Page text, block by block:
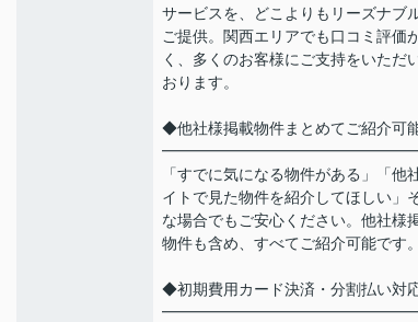
サービスを、どこよりもリーズナブ
ご提供。関西エリアでも口コミ評価
く、多くのお客様にご支持をいただ
おります。
◆他社様掲載物件まとめてご紹介可
「すでに気になる物件がある」「他
イトで見た物件を紹介してほしい」
な場合でもご安心ください。他社様
物件も含め、すべてご紹介可能です
◆初期費用カード決済・分割払い対